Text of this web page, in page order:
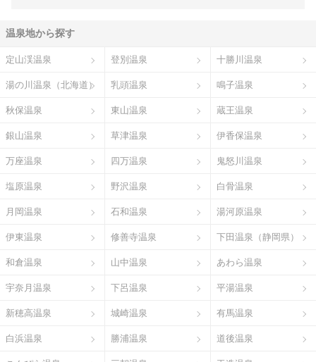
温泉地から探す
定山渓温泉 登別温泉 十勝川温泉
湯の川温泉（北海道） 乳頭温泉 鳴子温泉
秋保温泉 東山温泉 蔵王温泉
銀山温泉 草津温泉 伊香保温泉
万座温泉 四万温泉 鬼怒川温泉
塩原温泉 野沢温泉 白骨温泉
月岡温泉 石和温泉 湯河原温泉
伊東温泉 修善寺温泉 下田温泉（静岡県）
和倉温泉 山中温泉 あわら温泉
宇奈月温泉 下呂温泉 平湯温泉
新穂高温泉 城崎温泉 有馬温泉
白浜温泉 勝浦温泉 道後温泉